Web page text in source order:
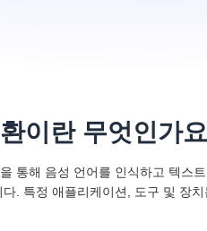
이란 무엇인가
통해 음성 언어를 인식하고 텍스
. 특정 애플리케이션, 도구 및 장